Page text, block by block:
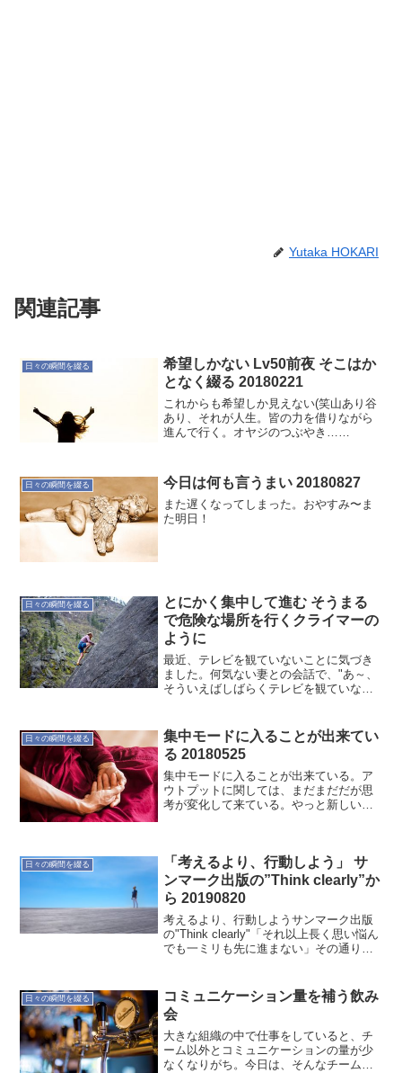
Yutaka HOKARI
関連記事
日々の瞬間を綴る
希望しかない Lv50前夜 そこはか
となく綴る 20180221
これからも希望しか見えない(笑山あり谷
あり、それが人生。皆の力を借りながら
進んで行く。オヤジのつぶやき…
日々の瞬間を綴る 今日は何も言うまい 20180827
また遅くなってしまった。おやすみ〜ま
た明日！
日々の瞬間を綴る
とにかく集中して進む そうまる
で危険な場所を行くクライマーの
ように
最近、テレビを観ていないことに気づき
ました。何気ない妻との会話で、"あ～、
そういえばしばらくテレビを観ていない
すね。バックログは増える一方なので、
プライオリティーなど...
日々の瞬間を綴る
集中モードに入ることが出来てい
る 20180525
集中モードに入ることが出来ている。ア
ウトプットに関しては、まだまだだが思
考が変化して来ている。やっと新しいこ
日々の瞬間を綴る
「考えるより、行動しよう」 サ
ンマーク出版の”Think clearly”か
ら 20190820
考えるより、行動しようサンマーク出版
の"Think clearly"「それ以上長く思い悩ん
でも一ミリも先に進まない」その通り
日々の瞬間を綴る
コミュニケーション量を補う飲み
会
大きな組織の中で仕事をしていると、チ
ーム以外とコミュニケーションの量が少
なくなりがち。今日は、そんなチーム間